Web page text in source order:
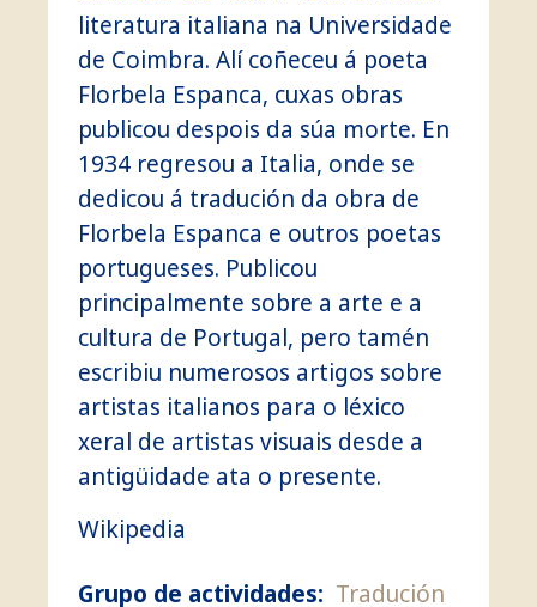
literatura italiana na Universidade
de Coimbra. Alí coñeceu á poeta
Florbela Espanca, cuxas obras
publicou despois da súa morte. En
1934 regresou a Italia, onde se
dedicou á tradución da obra de
Florbela Espanca e outros poetas
portugueses. Publicou
principalmente sobre a arte e a
cultura de Portugal, pero tamén
escribiu numerosos artigos sobre
artistas italianos para o léxico
xeral de artistas visuais desde a
antigüidade ata o presente.
Wikipedia
Grupo de actividades: Tradución